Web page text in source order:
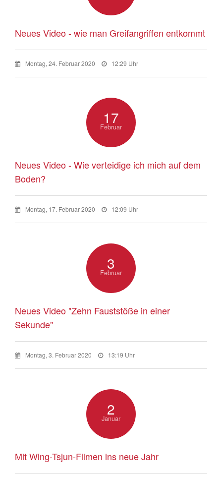
Neues Video - wie man Greifangriffen entkommt
Montag, 24. Februar 2020 12:29 Uhr
17
Februar
Neues Video - Wie verteidige ich mich auf dem
Boden?
Montag, 17. Februar 2020 12:09 Uhr
3
Februar
Neues Video "Zehn Fauststöße in einer
Sekunde"
Montag, 3. Februar 2020 13:19 Uhr
2
Januar
Mit Wing-Tsjun-Filmen ins neue Jahr